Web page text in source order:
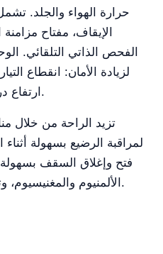
حرارة الهواء والجلد.
الإيقاف، مفتاح
الفحص الذاتي التلقائي.
لزيادة الأمان: انقطاع
ارتفاع درجة الحرارة، وفشل المروحة.
تزيد الراحة من خلال
لمراقبة الرضيع بسهولة أثناء
فتح وإغلاق السقف
الألمنيوم والمغنيسيوم، وتتميز بدرجين وصينية للتخزين.